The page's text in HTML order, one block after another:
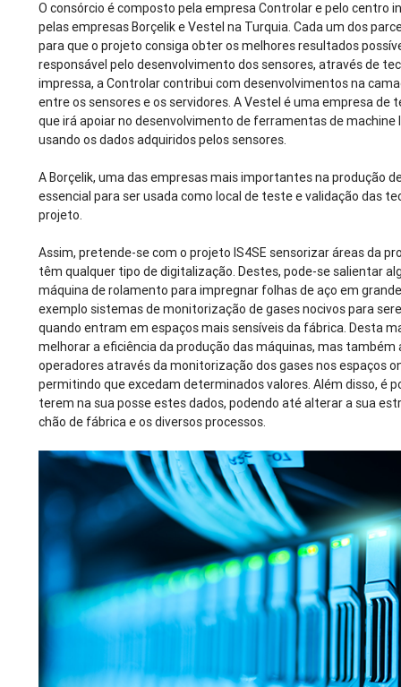
O consórcio é composto pela empresa Controlar e pelo centro
pelas empresas Borçelik e Vestel na Turquia. Cada um dos
para que o projeto consiga obter os melhores resultados
responsável pelo desenvolvimento dos sensores, através de
impressa, a Controlar contribui com desenvolvimentos na
entre os sensores e os servidores. A Vestel é uma empresa de
que irá apoiar no desenvolvimento de ferramentas de machine
usando os dados adquiridos pelos sensores.
A Borçelik, uma das empresas mais importantes na produção
essencial para ser usada como local de teste e validação das
projeto.
Assim, pretende-se com o projeto IS4SE sensorizar áreas da
têm qualquer tipo de digitalização. Destes, pode-se salientar
máquina de rolamento para impregnar folhas de aço em
exemplo sistemas de monitorização de gases nocivos para
quando entram em espaços mais sensíveis da fábrica. Desta
melhorar a eficiência da produção das máquinas, mas
operadores através da monitorização dos gases nos espaços
permitindo que excedam determinados valores. Além disso, é
terem na sua posse estes dados, podendo até alterar a sua
chão de fábrica e os diversos processos.